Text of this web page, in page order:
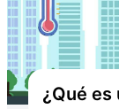
¿Qué es